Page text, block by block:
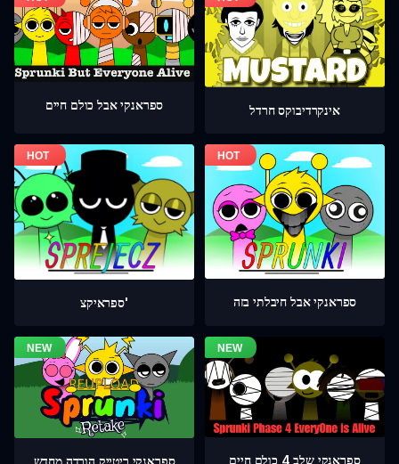
ספראנקי אבל כולם חיים אינקרדיבוקס חרדל
ספראיקצ' ספראנקי אבל חיבלתי בזה
ספראנקי ריטייק הורדה מחדש ספראנקי שלב 4 כולם חיים